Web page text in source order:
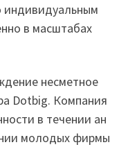
индивидуальным
в масштабах
несметное
Dotbig. Компания
в течении ан
молодых фирмы